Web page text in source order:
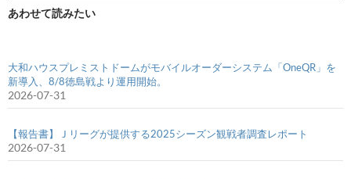
あわせて読みたい
大和ハウスプレミストドームがモバイルオーダーシステム「OneQR」を
新導入、8/8徳島戦より運用開始。
2026-07-31
【報告書】Ｊリーグが提供する2025シーズン観戦者調査レポート
2026-07-31